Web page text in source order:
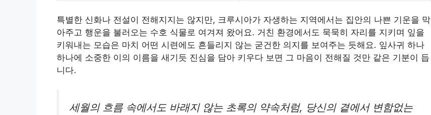
특별한 신화나 전설이 전해지지는 않지만, 크루시아가 자생하는 지역에서는 집안의 나쁜 기운을 막
아주고 행운을 불러오는 수호 식물로 여겨져 왔어요. 거친 환경에서도 묵묵히 자리를 지키며 잎을
키워내는 모습은 마치 어떤 시련에도 흔들리지 않는 굳건한 의지를 보여주는 듯해요. 잎사귀 하나
하나에 소중한 이의 이름을 새기듯 진심을 담아 키우다 보면 그 마음이 전해질 것만 같은 기분이 듭
니다.
세월의 흐름 속에서도 바래지 않는 초록의 약속처럼, 당신의 곁에서 변함없는